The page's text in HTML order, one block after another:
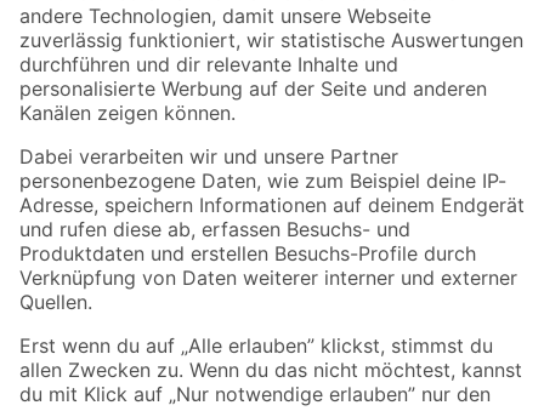
Zur Newsletter Anmeldung
Folge uns
Zahlungsarten Versandarten
Sicher einkaufen
Jetzt die toom-App herunterladen